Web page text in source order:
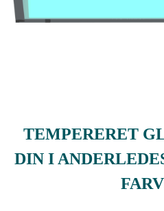
TEMPERERET
DIN I